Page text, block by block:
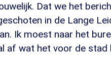
Dat we het
in de Lange
Ik moest naar het
af wat het voor de stad